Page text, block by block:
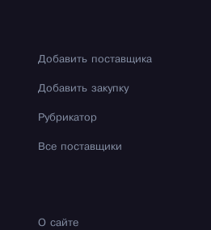
Добавить поставщика
Добавить закупку
Рубрикатор
Все поставщики
О сайте